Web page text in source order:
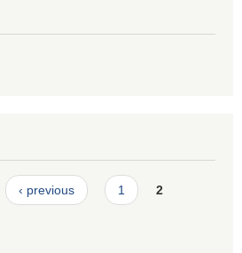
‹ previous 1 2